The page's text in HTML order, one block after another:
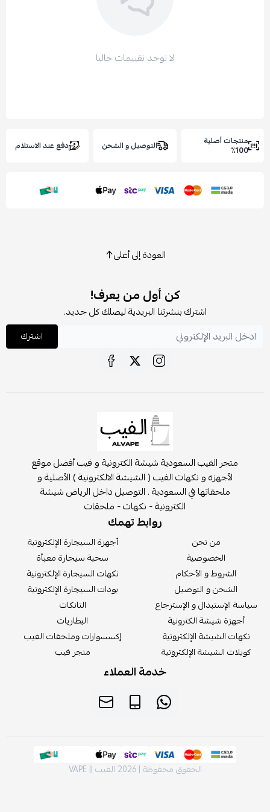
لا توجد تقييمات حاليا
أصلية التوصيل و الشحن دفع عند الاستلام
العودة إلى أعلى
كن أول من يعرف!
اشترك بنشرتنا البريدية ليصلك كل جديد.
متجر الفيب السعودية شيشة الكترونية و فيب أفضل موقع
لأجهزة و نكهات الفيب ( الشيشة الالكترونية ) الأصلية و
ملحقاتها في السعودية . التوصيل داخل الرياض شيشة
الكترونية - نكهات - ملحقات
روابط تهمك
من نحن
الخصوصية
الشروط و الأحكام
الشحن و التوصيل
الإستبدال و الإسترجاع
أجهزة شيشة الكترونية
الشيشة الإلكترونية
الشيشة الإلكترونية
أجهزة السيجارة الإلكترونية
سحبة سيجارة معبأة
نكهات السيجارة الإلكترونية
بودات السيجارة الإلكترونية
التانكات
البطاريات
إكسسوارات وملحقات الفيب
متجر فيب
خدمة العملاء
الحقوق محفوظة | 2026 الفيب || VAPE